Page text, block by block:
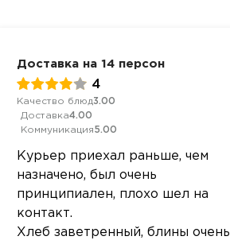
Доставка на 14 персон
4
Качество блюд3.00
Доставка4.00
Коммуникация5.00
Курьер приехал раньше, чем
назначено, был очень
принципиален, плохо шел на
контакт.
Хлеб заветренный, блины очень